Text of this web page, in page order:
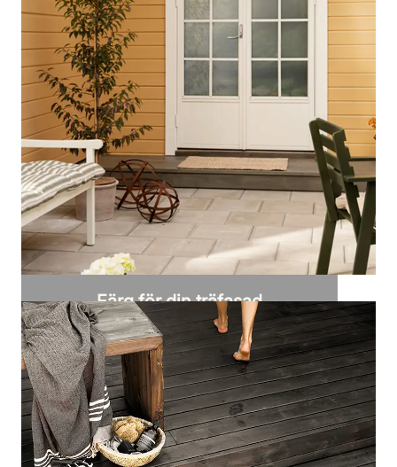
Färg för din träfasad
Upptäck alla produkter för din träfasad